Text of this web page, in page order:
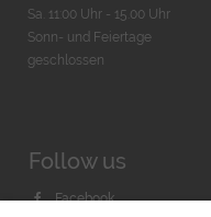
Sa. 11:00 Uhr - 15.00 Uhr
Sonn- und Feiertage
geschlossen
Follow us
Facebook